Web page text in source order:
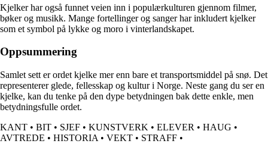
Kjelker har også funnet veien inn i populærkulturen gjennom filmer,
bøker og musikk. Mange fortellinger og sanger har inkludert kjelker
som et symbol på lykke og moro i vinterlandskapet.
Oppsummering
Samlet sett er ordet kjelke mer enn bare et transportsmiddel på snø. Det
representerer glede, fellesskap og kultur i Norge. Neste gang du ser en
kjelke, kan du tenke på den dype betydningen bak dette enkle, men
betydningsfulle ordet.
KANT • BIT • SJEF • KUNSTVERK • ELEVER • HAUG •
AVTREDE • HISTORIA • VEKT • STRAFF •